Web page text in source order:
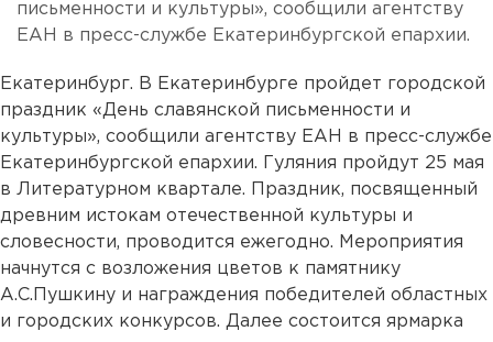
письменности и культуры», сообщили агентству
ЕАН в пресс-службе Екатеринбургской епархии.
Екатеринбург. В Екатеринбурге пройдет городской
праздник «День славянской письменности и
культуры», сообщили агентству ЕАН в пресс-службе
Екатеринбургской епархии. Гуляния пройдут 25 мая
в Литературном квартале. Праздник, посвященный
древним истокам отечественной культуры и
словесности, проводится ежегодно. Мероприятия
начнутся с возложения цветов к памятнику
А.С.Пушкину и награждения победителей областных
и городских конкурсов. Далее состоится ярмарка